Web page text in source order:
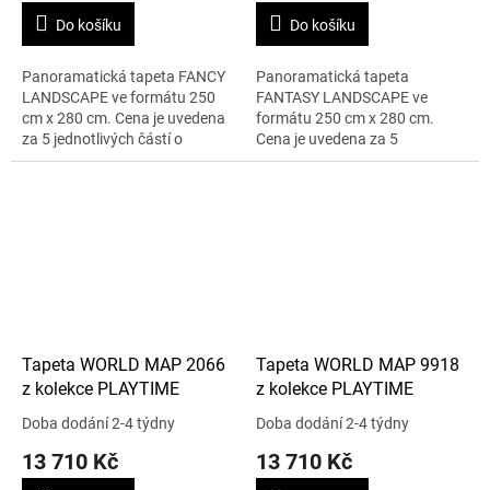
Do košíku
Panoramatická tapeta FANCY
LANDSCAPE ve formátu 250
cm x 280 cm. Cena je uvedena
za 5 jednotlivých částí o
rozměru 50 cm x 280 cm.
Do košíku
Panoramatická tapeta
FANTASY LANDSCAPE ve
formátu 250 cm x 280 cm.
Cena je uvedena za 5
jednotlivých částí o rozměru 50
Tapeta WORLD MAP 2066
z kolekce PLAYTIME
Doba dodání 2-4 týdny
13 710 Kč
Tapeta WORLD MAP 9918
z kolekce PLAYTIME
Doba dodání 2-4 týdny
13 710 Kč